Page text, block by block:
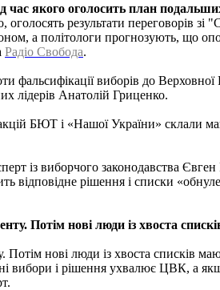
час якого оголосить план
оголосять результати
а політологи прогнозують, що
Радіо Свобода.
виборів до Верховної
лідерів Анатолій Гриценко.
БЮТ і «Нашої України» склали
із виборчого законодавства
відповідне рішення і списки
Потім нові люди із хвоста
нові люди із хвоста списків
і рішення ухвалює ЦВК, а